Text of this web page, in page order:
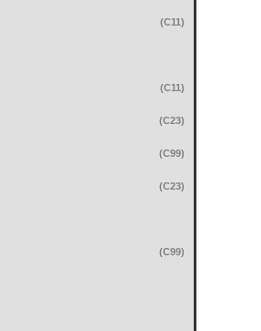
(C11)
(C11)
(C23)
(C99)
(C23)
(C99)